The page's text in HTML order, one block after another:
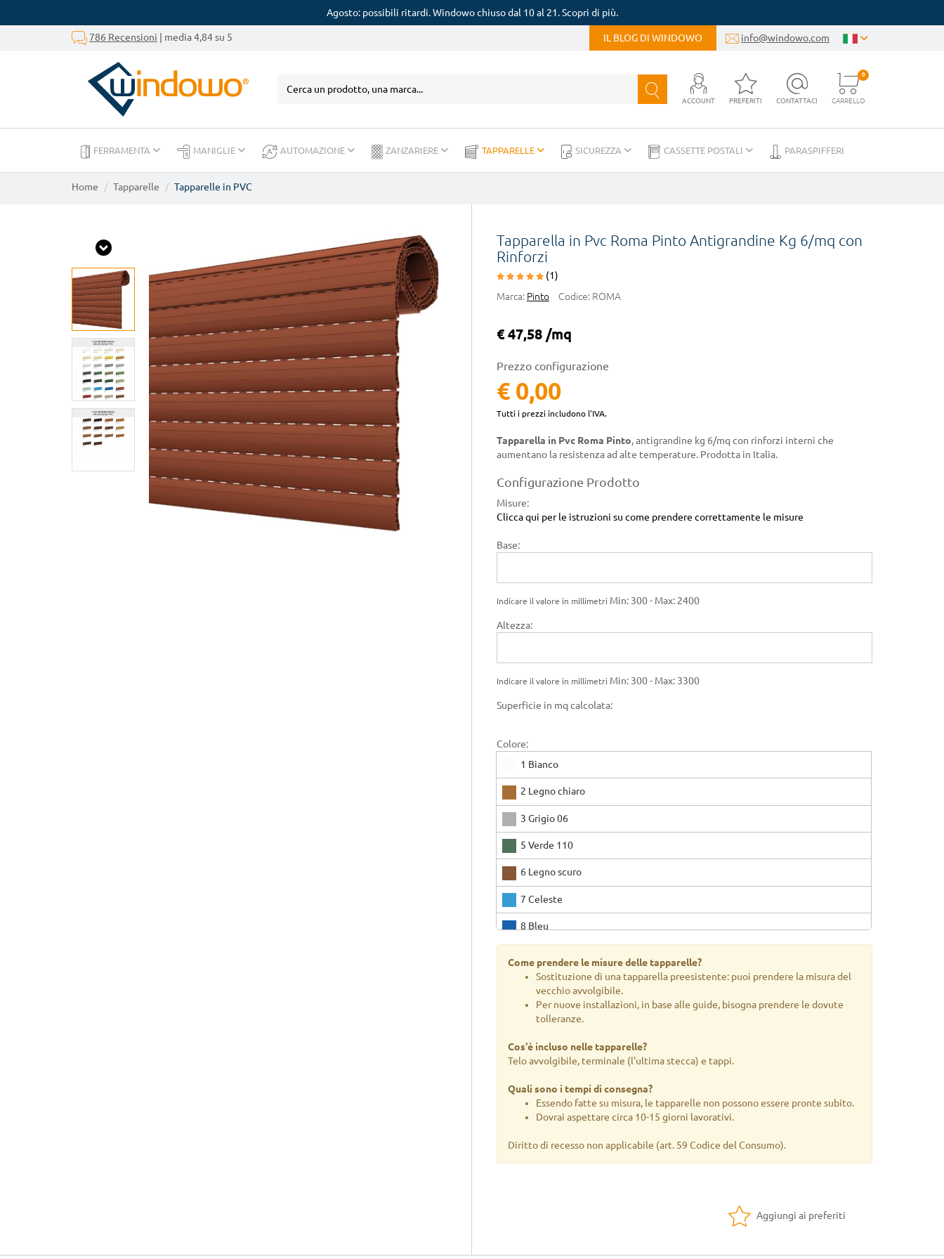
Agosto: possibili ritardi. Windowo chiuso dal 10 al 21. Scopri di più.
786 Recensioni | media 4,84 su 5 IL BLOG DI WINDOWO info@windowo.com
ACCOUNT PREFERITI CONTATTACI CARRELLO
0
FERRAMENTA MANIGLIE AUTOMAZIONE ZANZARIERE TAPPARELLE SICUREZZA CASSETTE POSTALI PARASPIFFERI
Home Tapparelle Tapparelle in PVC
Tapparella in Pvc Roma Pinto Antigrandine Kg 6/mq con
Rinforzi
(1)
Marca: Pinto Codice: ROMA
€ 47,58 /mq
Prezzo configurazione
€ 0,00
Tutti i prezzi includono l'IVA.
Tapparella in Pvc Roma Pinto, antigrandine kg 6/mq con rinforzi interni che
aumentano la resistenza ad alte temperature. Prodotta in Italia.
Configurazione Prodotto
Misure:
Clicca qui per le istruzioni su come prendere correttamente le misure
Base:
Indicare il valore in millimetri Min: 300 - Max: 2400
Altezza:
Indicare il valore in millimetri Min: 300 - Max: 3300
Superficie in mq calcolata:
Colore:
1 Bianco
2 Legno chiaro
3 Grigio 06
5 Verde 110
6 Legno scuro
7 Celeste
8 Bleu
10 Verde oliva
11 Rosso mattone
13 Avorio 01
14 Avorio 217
15 Bruno 11
16 Rosso vivo
Come prendere le misure delle tapparelle?
Sostituzione di una tapparella preesistente: puoi prendere la misura del
vecchio avvolgibile.
Per nuove installazioni, in base alle guide, bisogna prendere le dovute
tolleranze.
Cos'è incluso nelle tapparelle?
Telo avvolgibile, terminale (l'ultima stecca) e tappi.
Quali sono i tempi di consegna?
Essendo fatte su misura, le tapparelle non possono essere pronte subito.
Dovrai aspettare circa 10-15 giorni lavorativi.
Diritto di recesso non applicabile (art. 59 Codice del Consumo).
Aggiungi ai preferiti